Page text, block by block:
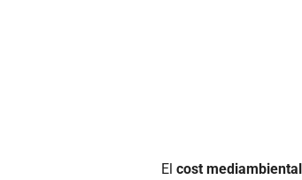
El cost mediambiental